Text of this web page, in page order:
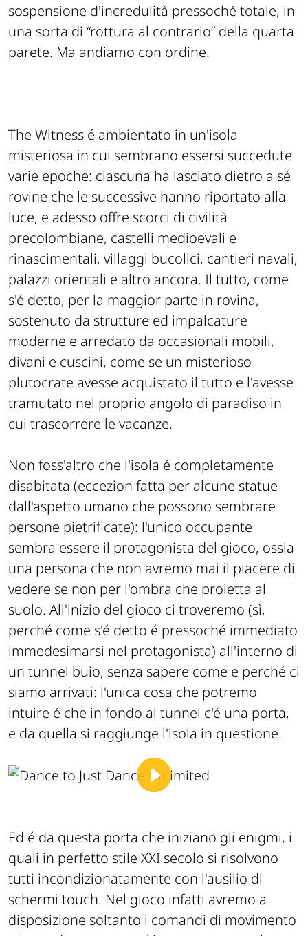
sospensione d'incredulità pressoché totale, in
una sorta di “rottura al contrario” della quarta
parete. Ma andiamo con ordine.
The Witness é ambientato in un'isola
misteriosa in cui sembrano essersi succedute
varie epoche: ciascuna ha lasciato dietro a sé
rovine che le successive hanno riportato alla
luce, e adesso offre scorci di civilità
precolombiane, castelli medioevali e
rinascimentali, villaggi bucolici, cantieri navali,
palazzi orientali e altro ancora. Il tutto, come
s'é detto, per la maggior parte in rovina,
sostenuto da strutture ed impalcature
moderne e arredato da occasionali mobili,
divani e cuscini, come se un misterioso
plutocrate avesse acquistato il tutto e l'avesse
tramutato nel proprio angolo di paradiso in
cui trascorrere le vacanze.
Non foss'altro che l'isola é completamente
disabitata (eccezion fatta per alcune statue
dall'aspetto umano che possono sembrare
persone pietrificate): l'unico occupante
sembra essere il protagonista del gioco, ossia
una persona che non avremo mai il piacere di
vedere se non per l'ombra che proietta al
suolo. All'inizio del gioco ci troveremo (sì,
perché come s'é detto é pressoché immediato
immedesimarsi nel protagonista) all'interno di
un tunnel buio, senza sapere come e perché ci
siamo arrivati: l'unica cosa che potremo
intuire é che in fondo al tunnel c'é una porta,
e da quella si raggiunge l'isola in questione.
Ed é da questa porta che iniziano gli enigmi, i
quali in perfetto stile XXI secolo si risolvono
tutti incondizionatamente con l'ausilio di
schermi touch. Nel gioco infatti avremo a
disposizione soltanto i comandi di movimento